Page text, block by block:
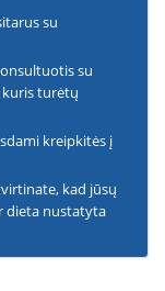
su
su
kuris turėtų
kreipkitės į
kad jūsų
dieta nustatyta